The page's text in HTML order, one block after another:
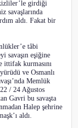
girdiği
savaşlarında
aldı. Fakat bir
tâbi
savaşın eşiğine
kurmasını
ve Osmanlı
Memlük
/ 24 Ağustos
Gavri bu savaşta
Halep şehrine
aldı.